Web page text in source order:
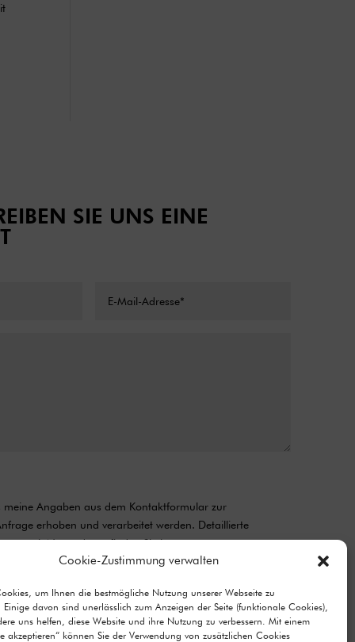
Cookie-Zustimmung verwalten
um Ihnen die bestmögliche Nutzung unserer Webseite zu
davon sind unerlässlich zum Anzeigen der Seite (funktionale Cookies),
uns helfen, diese Website und ihre Nutzung zu verbessern. Mit einem
akzeptieren“ können Sie der Verwendung von zusätzlichen Cookies
SIE UNS EINE
meine Angaben aus dem Kontaktformular zur
erhoben und verarbeitet werden. Detaillierte
mit Nutzerdaten finden Sie in unserer
13 + 9= Senden